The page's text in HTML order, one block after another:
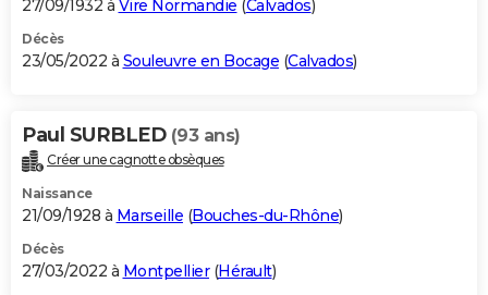
27/09/1932 à Vire Normandie (Calvados)
Décès
23/05/2022 à Souleuvre en Bocage (Calvados)
Paul SURBLED (93 ans)
Créer une cagnotte obsèques
Naissance
21/09/1928 à Marseille (Bouches-du-Rhône)
Décès
27/03/2022 à Montpellier(Hérault)